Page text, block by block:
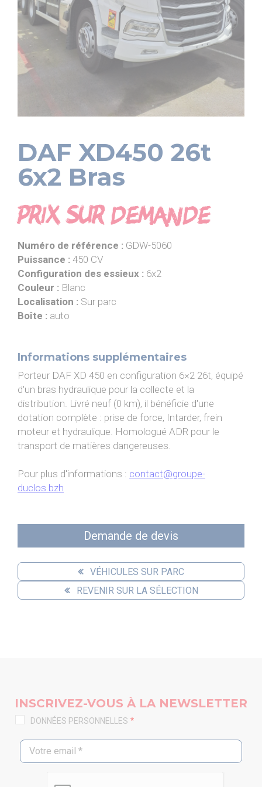
DAF XD450 26t
6x2 Bras
Prix sur demande
Numéro de référence : GDW-5060
Puissance : 450 CV
Configuration des essieux : 6x2
Couleur : Blanc
Localisation : Sur parc
Boîte : auto
Informations supplémentaires
Porteur DAF XD 450 en configuration 6×2 26t, équipé
d'un bras hydraulique pour la collecte et la
distribution. Livré neuf (0 km), il bénéficie d'une
dotation complète : prise de force, Intarder, frein
moteur et hydraulique. Homologué ADR pour le
transport de matières dangereuses.
Pour plus d'informations : contact@groupe-
duclos.bzh
Demande de devis
VÉHICULES SUR PARC
REVENIR SUR LA SÉLECTION
INSCRIVEZ-VOUS À LA NEWSLETTER
DONNÉES PERSONNELLES
PIAGGIO ASSISTANCE
0805 54 06 54